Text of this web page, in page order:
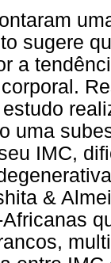
sugere
a
uma
IMC,
&